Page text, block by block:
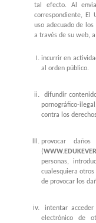
tal efecto. Al
correspondiente, El
uso adecuado de
a través de su web,
incurrir en
al orden público.
difundir
pornográfico-
contra los
provocar
(
personas,
cualesquiera
de provocar los
intentar
electrónico de